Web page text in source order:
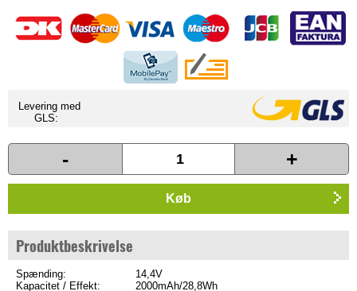
Levering med
GLS:
- +
Køb
Produktbeskrivelse
Spænding:
14,4V
Kapacitet / Effekt:
2000mAh/28,8Wh